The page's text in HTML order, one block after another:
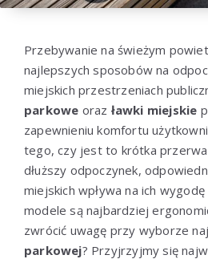
Przebywanie na świeżym
najlepszych sposobów na
miejskich przestrzeniach
parkowe oraz ławki miejskie
zapewnieniu komfortu
tego, czy jest to krótka
dłuższy odpoczynek,
miejskich wpływa na ich wygodę
modele są najbardziej
zwrócić uwagę przy wyborze
parkowej? Przyjrzyjmy się